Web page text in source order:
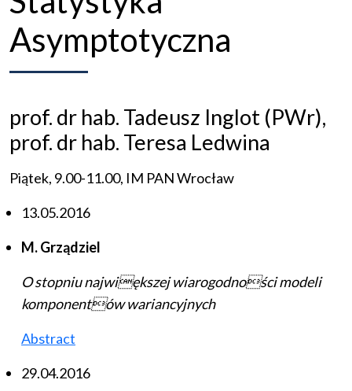
Asymptotyczna
prof. dr hab. Tadeusz Inglot (PWr),
prof. dr hab. Teresa Ledwina
Piątek, 9.00-11.00, IM PAN Wrocław
13.05.2016
M. Grządziel
O stopniu największej wiarogodności modeli
komponentów wariancyjnych
Abstract
29.04.2016